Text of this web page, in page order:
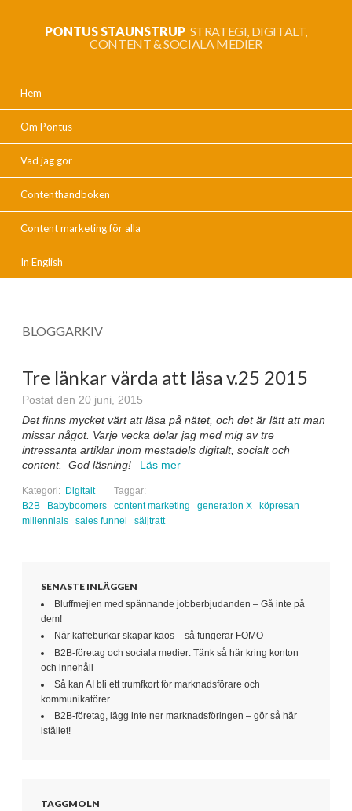
PONTUS STAUNSTRUP STRATEGI, DIGITALT,
CONTENT & SOCIALA MEDIER
Hem
Om Pontus
Vad jag gör
Contenthandboken
Content marketing för alla
In English
BLOGGARKIV
Tre länkar värda att läsa v.25 2015
Postat den 20 juni, 2015
Det finns mycket värt att läsa på nätet, och det är lätt att man
missar något. Varje vecka delar jag med mig av tre
intressanta artiklar inom mestadels digitalt, socialt och
content. God läsning!
Läs mer
Kategori: Digitalt
Taggar:
B2B
Babyboomers content marketing generation X
köpresan
millennials
sales funnel säljtratt
SENASTE INLÄGGEN
Bluffmejlen med spännande jobberbjudanden – Gå inte på
dem!
När kaffeburkar skapar kaos – så fungerar FOMO
B2B-företag och sociala medier: Tänk så här kring konton
och innehåll
Så kan AI bli ett trumfkort för marknadsförare och
kommunikatörer
B2B-företag, lägg inte ner marknadsföringen – gör så här
istället!
TAGGMOLN